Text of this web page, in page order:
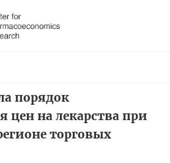
порядок
на лекарства при
торговых